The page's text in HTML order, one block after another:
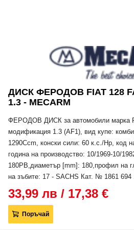
ДИСК ФЕРОДОВ FIAT 128
1.3 - MECARM
ФЕРОДОВ ДИСК за автомобили марка
модификация 1.3 (AF1), вид купе:
1290Ccm, конски сили: 60 к.с./Hp, код
година на производство: 10/1969-10/
180PB,диаметър [mm]: 180,профил на
на зъбите: 17 - SACHS Кат. № 1861 694
33,99 лв / 17,38 €
Поръчай